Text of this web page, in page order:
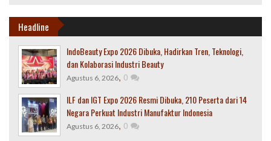
Headline
IndoBeauty Expo 2026 Dibuka, Hadirkan Tren, Teknologi,
dan Kolaborasi Industri Beauty
Agustus 6, 2026, 0
ILF dan IGT Expo 2026 Resmi Dibuka, 210 Peserta dari 14
Negara Perkuat Industri Manufaktur Indonesia
Agustus 6, 2026, 0